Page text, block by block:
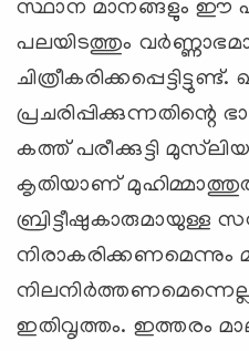
സ്ഥാന മാനങ്ങളും ഈ
പലയിടത്തും
പ്രചരിപ്പിക്കുന്നതിന്റെ
കത്ത് പരീക്കുട്ടി
കൃതിയാണ്
ബ്രിട്ടീഷുകാരുമായുള്ള
ഇതിവൃത്തം. ഇത്തരം